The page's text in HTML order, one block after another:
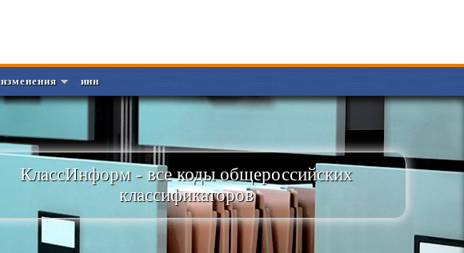
изменения инн
КлассИнформ - все коды общероссийских
классификаторов